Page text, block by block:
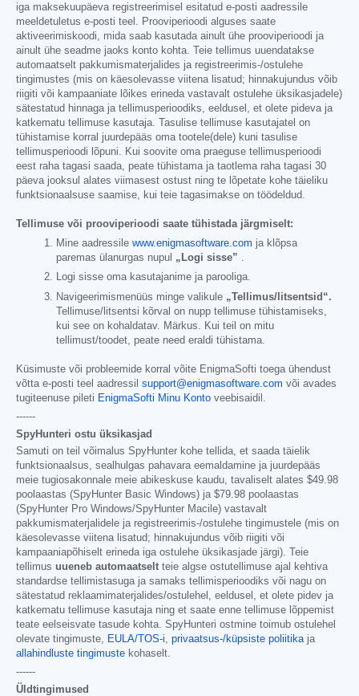
iga maksekuupäeva registreerimisel esitatud e-posti aadressile
meeldetuletus e-posti teel. Prooviperioodi alguses saate
aktiveerimiskoodi, mida saab kasutada ainult ühe prooviperioodi ja
ainult ühe seadme jaoks konto kohta. Teie tellimus uuendatakse
automaatselt pakkumismaterjalides ja registreerimis-/ostulehe
tingimustes (mis on käesolevasse viitena lisatud; hinnakujundus võib
riigiti või kampaaniate lõikes erineda vastavalt ostulehe üksikasjadele)
sätestatud hinnaga ja tellimusperioodiks, eeldusel, et olete pideva ja
katkematu tellimuse kasutaja. Tasulise tellimuse kasutajatel on
tühistamise korral juurdepääs oma tootele(dele) kuni tasulise
tellimusperioodi lõpuni. Kui soovite oma praeguse tellimusperioodi
eest raha tagasi saada, peate tühistama ja taotlema raha tagasi 30
päeva jooksul alates viimasest ostust ning te lõpetate kohe täieliku
funktsionaalsuse saamise, kui teie tagasimakse on töödeldud.
Tellimuse või prooviperioodi saate tühistada järgmiselt:
Mine aadressile www.enigmasoftware.com ja klõpsa
paremas ülanurgas nupul „Logi sisse” .
Logi sisse oma kasutajanime ja parooliga.
Navigeerimismenüüs minge valikule „Tellimus/litsentsid“.
Tellimuse/litsentsi kõrval on nupp tellimuse tühistamiseks,
kui see on kohaldatav. Märkus. Kui teil on mitu
tellimust/toodet, peate need eraldi tühistama.
Küsimuste või probleemide korral võite EnigmaSofti toega ühendust
võtta e-posti teel aadressil support@enigmasoftware.com või avades
tugiteenuse pileti EnigmaSofti Minu Konto veebisaidil.
------
SpyHunteri ostu üksikasjad
Samuti on teil võimalus SpyHunter kohe tellida, et saada täielik
funktsionaalsus, sealhulgas pahavara eemaldamine ja juurdepääs
meie tugiosakonnale meie abikeskuse kaudu, tavaliselt alates $49.98
poolaastas (SpyHunter Basic Windows) ja $79.98 poolaastas
(SpyHunter Pro Windows/SpyHunter Macile) vastavalt
pakkumismaterjalidele ja registreerimis-/ostulehe tingimustele (mis on
käesolevasse viitena lisatud; hinnakujundus võib riigiti või
kampaaniapõhiselt erineda iga ostulehe üksikasjade järgi). Teie
tellimus uueneb automaatselt teie algse ostutellimuse ajal kehtiva
standardse tellimistasuga ja samaks tellimisperioodiks või nagu on
sätestatud reklaamimaterjalides/ostulehel, eeldusel, et olete pidev ja
katkematu tellimuse kasutaja ning et saate enne tellimuse lõppemist
teate eelseisvate tasude kohta. SpyHunteri ostmine toimub ostulehel
olevate tingimuste,
EULA/TOS-i privaatsus-/küpsiste poliitika ja
allahindluste tingimuste kohaselt.
------
Üldtingimused